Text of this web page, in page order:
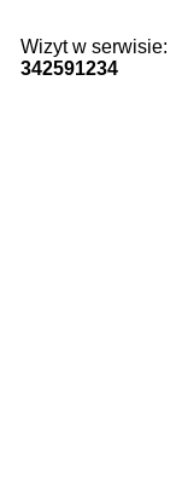
Wizyt w serwisie:
342591234